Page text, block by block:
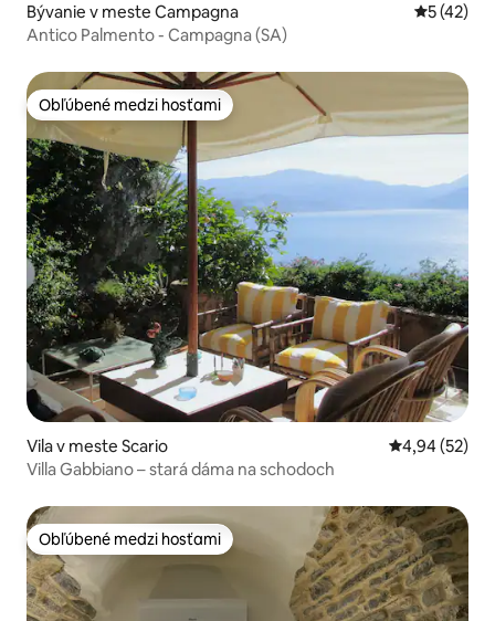
Bývanie v meste Campagna
5 (42)
Antico Palmento - Campagna (SA)
Obľúbené medzi hosťami
Obľúbené medzi hosťami
Vila v meste Scario Priemerné
4,94 (52)
Villa Gabbiano – stará dáma na schodoch
Obľúbené medzi hosťami
Obľúbené medzi hosťami